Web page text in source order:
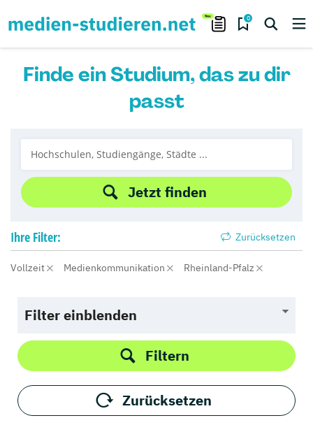
0
Finde ein Studium, das zu dir
passt
Jetzt finden
Ihre Filter: Zurücksetzen
Vollzeit Medienkommunikation Rheinland-Pfalz
Filter einblenden
Filtern
Zurücksetzen